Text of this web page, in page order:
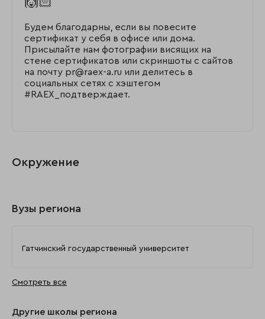
Будем благодарны, если вы повесите
сертификат у себя в офисе или дома.
Присылайте нам фотографии висящих на
стене сертификатов или скриншоты с сайтов
на почту pr@raex-a.ru или делитесь в
социальных сетях с хэштегом
#RAEX_подтверждает.
Окружение
Вузы региона
Гатчинский государственный университет
Смотреть все
Другие школы региона